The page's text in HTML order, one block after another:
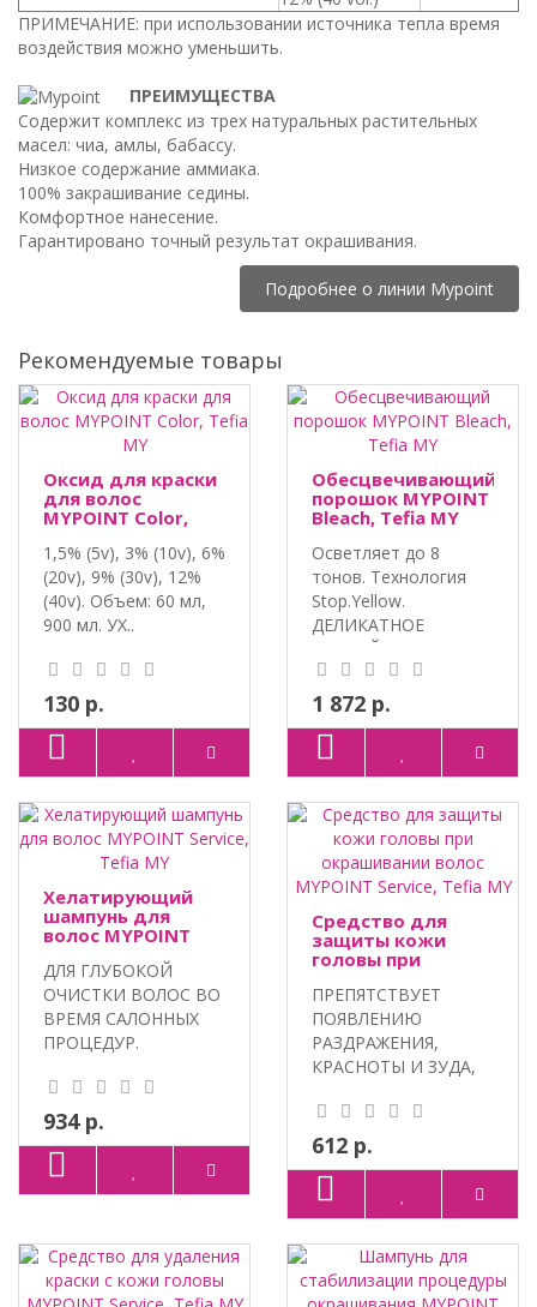
ПРИМЕЧАНИЕ: при использовании источника тепла время
воздействия можно уменьшить.
ПРЕИМУЩЕСТВА
Содержит комплекс из трех натуральных растительных
масел: чиа, амлы, бабассу.
Низкое содержание аммиака.
100% закрашивание седины.
Комфортное нанесение.
Гарантировано точный результат окрашивания.
Подробнее о линии Mypoint
Рекомендуемые товары
Оксид для краски
для волос
MYPOINT Color,
1,5% (5v), 3% (10v), 6%
(20v), 9% (30v), 12%
(40v). Объем: 60 мл,
900 мл. УХ..
130 р.
Обесцвечивающий
порошок MYPOINT
Bleach, Tefia MY
Осветляет до 8
тонов. Технология
Stop.Yellow.
ДЕЛИКАТНОЕ
ВОЗДЕЙСТВИЕ С
ЛИПИДНЫМ..
1 872 р.
Хелатирующий
шампунь для
волос MYPOINT
Service, Tefia MY
ДЛЯ ГЛУБОКОЙ
ОЧИСТКИ ВОЛОС ВО
ВРЕМЯ САЛОННЫХ
ПРОЦЕДУР.
АГЕНТЫ, АКТ..
934 р.
Средство для
защиты кожи
головы при
волос MYPOINT
Service, Tefia MY
ПРЕПЯТСТВУЕТ
ПОЯВЛЕНИЮ
РАЗДРАЖЕНИЯ,
КРАСНОТЫ И ЗУДА,
ОКРАШИВАНИЕ К..
612 р.